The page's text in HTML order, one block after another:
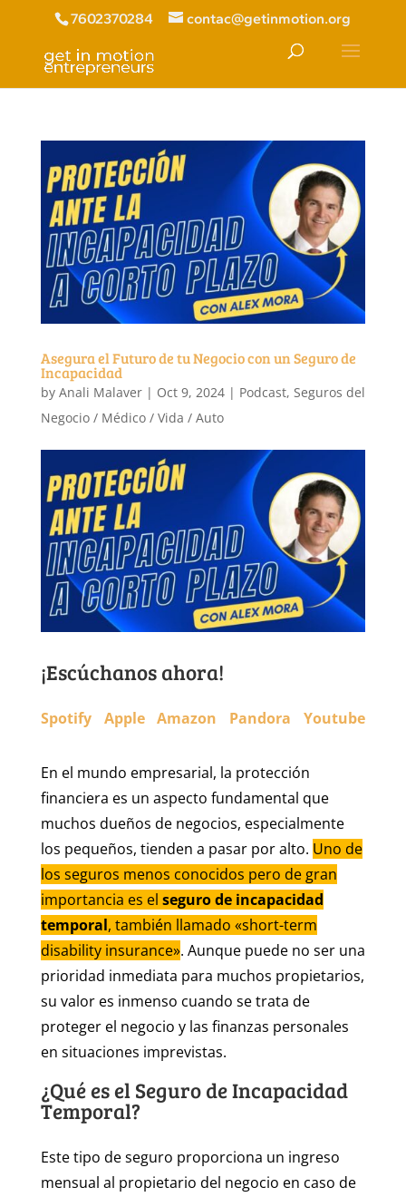
7602370284 contac@getinmotion.org
Asegura el Futuro de tu Negocio con un Seguro de
Incapacidad
by Anali Malaver| Oct 9, 2024| Podcast, Seguros del
Negocio / Médico / Vida / Auto
¡Escúchanos ahora!
Spotify Apple Amazon Pandora Youtube
En el mundo empresarial, la protección
financiera es un aspecto fundamental que
muchos dueños de negocios, especialmente
los pequeños, tienden a pasar por alto. Uno de
los seguros menos conocidos pero de gran
importancia es el seguro de incapacidad
temporal, también llamado «short-term
disability insurance». Aunque puede no ser una
prioridad inmediata para muchos propietarios,
su valor es inmenso cuando se trata de
proteger el negocio y las finanzas personales
en situaciones imprevistas.
¿Qué es el Seguro de Incapacidad
Temporal?
Este tipo de seguro proporciona un ingreso
mensual al propietario del negocio en caso de